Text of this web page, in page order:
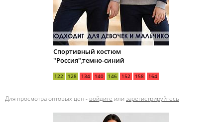
Спортивный костюм
"Россия",темно-синий
122 128 134 140 146 152 158 164
Для просмотра оптовых цен - войдите или зарегистрируйтесь